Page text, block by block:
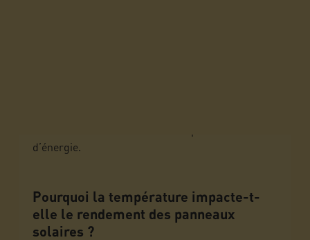
d’énergie.
Pourquoi la température impacte-t-
elle le rendement des panneaux
solaires ?